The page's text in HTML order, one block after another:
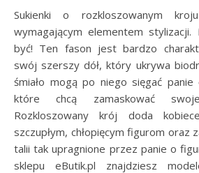
Sukienki o rozkloszowanym
wymagającym elementem
być! Ten fason jest bardzo
swój szerszy dół, który ukrywa
śmiało mogą po niego sięgać
które chcą zamaskować
Rozkloszowany krój doda
szczupłym, chłopięcym figurom oraz
talii tak upragnione przez panie o
sklepu eButik.pl znajdziesz